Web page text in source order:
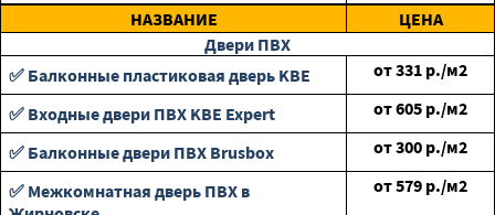
НАЗВАНИЕ
ЦЕНА
Двери ПВХ
✅ Балконные пластиковая дверь KBE
от331 р./м2
✅ Входные двери ПВХ KBE Expert
от605 р./м2
✅ Балконные двери ПВХ Brusbox
от300 р./м2
✅ Межкомнатная дверь ПВХ в
от579 р./м2